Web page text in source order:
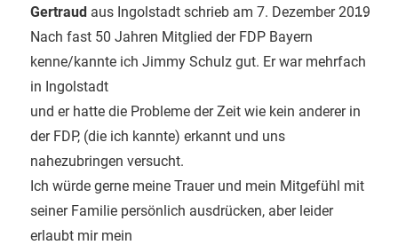
Gertraud aus Ingolstadt schrieb am 7. Dezember 2019
Nach fast 50 Jahren Mitglied der FDP Bayern
kenne/kannte ich Jimmy Schulz gut. Er war mehrfach
in Ingolstadt
und er hatte die Probleme der Zeit wie kein anderer in
der FDP, (die ich kannte) erkannt und uns
nahezubringen versucht.
Ich würde gerne meine Trauer und mein Mitgefühl mit
seiner Familie persönlich ausdrücken, aber leider
erlaubt mir mein
...